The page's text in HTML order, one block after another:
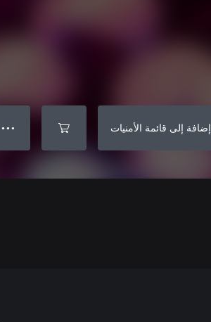
إضافة إلى قائمة الأمنيات ● ● ●